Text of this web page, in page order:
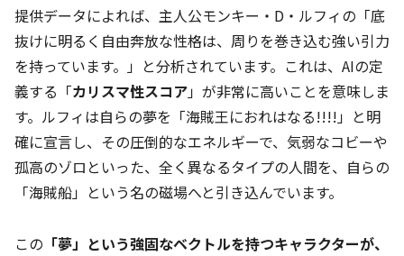
提供データによれば、主人公モンキー・D・ルフィの「底
抜けに明るく自由奔放な性格は、周りを巻き込む強い引力
を持っています。」と分析されています。これは、AIの定
義する「カリスマ性スコア」が非常に高いことを意味しま
す。ルフィは自らの夢を「海賊王におれはなる!!!!」と明
確に宣言し、その圧倒的なエネルギーで、気弱なコビーや
孤高のゾロといった、全く異なるタイプの人間を、自らの
「海賊船」という名の磁場へと引き込んでいます。
この 「夢」という強固なベクトルを持つキャラクターが、